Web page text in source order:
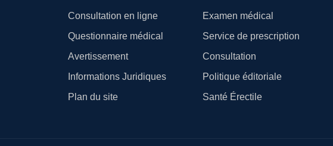
Consultation en ligne
Examen médical
Questionnaire médical
Service de prescription
Avertissement
Consultation
Informations Juridiques
Politique éditoriale
Plan du site
Santé Érectile